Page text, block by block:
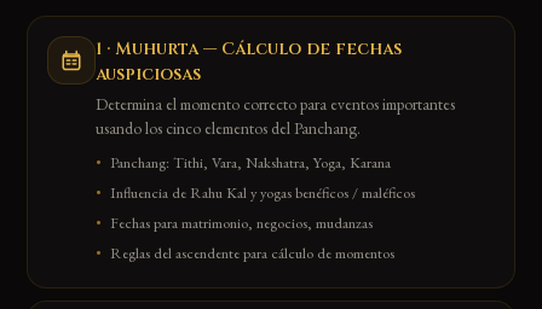
1 · Muhurta — Cálculo de fechas
auspiciosas
Determina el momento correcto para eventos importantes
usando los cinco elementos del Panchang.
Panchang: Tithi, Vara, Nakshatra, Yoga, Karana
Influencia de Rahu Kal y yogas benéficos / maléficos
Fechas para matrimonio, negocios, mudanzas
Reglas del ascendente para cálculo de momentos